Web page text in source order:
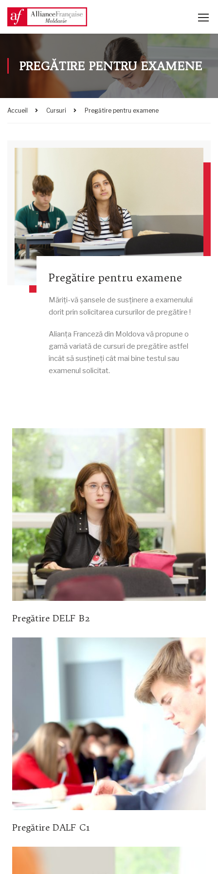
PREGĂTIRE PENTRU EXAMENE
Accueil Cursuri Pregătire pentru examene
Pregătire pentru examene
Măriți-vă șansele de susținere a examenului
dorit prin solicitarea cursurilor de pregătire !
Alianța Franceză din Moldova vă propune o
gamă variată de cursuri de pregătire astfel
încât să susțineți cât mai bine testul sau
examenul solicitat.
Pregătire DELF B2
Pregătire DALF C1